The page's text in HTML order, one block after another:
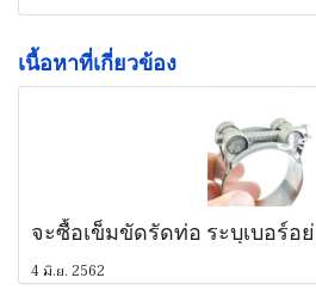
เนื้อหาที่เกี่ยวข้อง
จะซื้อเข็มขัดรัดท่อ ระบุเบอร์อย่
4 มิ.ย. 2562